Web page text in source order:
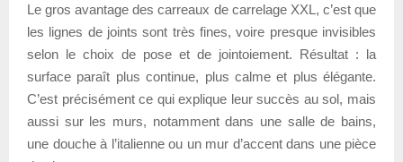
Le gros avantage des carreaux de carrelage XXL, c’est que
les lignes de joints sont très fines, voire presque invisibles
selon le choix de pose et de jointoiement. Résultat : la
surface paraît plus continue, plus calme et plus élégante.
C’est précisément ce qui explique leur succès au sol, mais
aussi sur les murs, notamment dans une salle de bains,
une douche à l’italienne ou un mur d’accent dans une pièce